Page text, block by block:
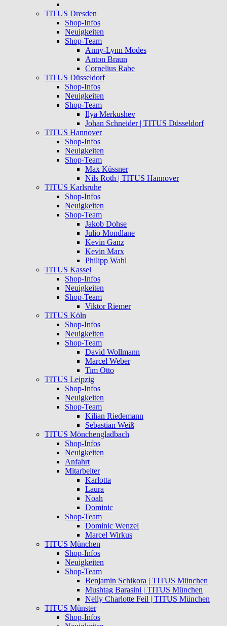
TITUS Dresden
Shop-Infos
Neuigkeiten
Shop-Team
Anny-Lynn Modes
Anton Braun
Cornelius Rabe
TITUS Düsseldorf
Shop-Infos
Neuigkeiten
Shop-Team
Ilya Merkushev
Johan Schneider | TITUS Düsseldorf
TITUS Hannover
Shop-Infos
Neuigkeiten
Shop-Team
Max Küssner
Nils Roth | TITUS Hannover
TITUS Karlsruhe
Shop-Infos
Neuigkeiten
Shop-Team
Jakob Dohse
Julio Mondlane
Kevin Ganz
Kevin Marx
Philipp Wahl
TITUS Kassel
Shop-Infos
Neuigkeiten
Shop-Team
Viktor Riemer
TITUS Köln
Shop-Infos
Neuigkeiten
Shop-Team
David Wollmann
Marcel Weber
Tim Otto
TITUS Leipzig
Shop-Infos
Neuigkeiten
Shop-Team
Kilian Riedemann
Sebastian Weiß
TITUS Mönchengladbach
Shop-Infos
Neuigkeiten
Anfahrt
Mitarbeiter
Karlotta
Laura
Noah
Dominic
Shop-Team
Dominic Wenzel
Marcel Wirkus
TITUS München
Shop-Infos
Neuigkeiten
Shop-Team
Benjamin Schikora | TITUS München
Mushtag Barasini | TITUS München
Nelly Charlotte Feil | TITUS München
TITUS Münster
Shop-Infos